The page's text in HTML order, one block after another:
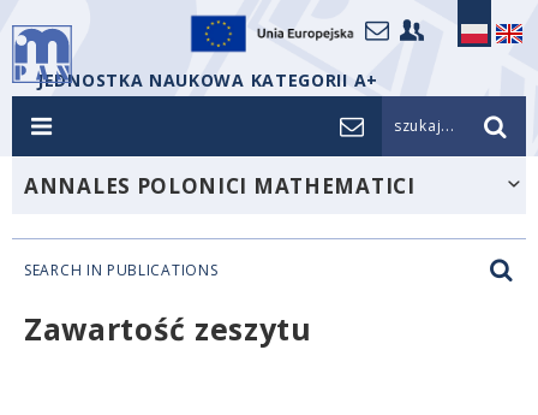
JEDNOSTKA NAUKOWA KATEGORII A+
szukaj...
ANNALES POLONICI MATHEMATICI
SEARCH IN PUBLICATIONS
Zawartość zeszytu